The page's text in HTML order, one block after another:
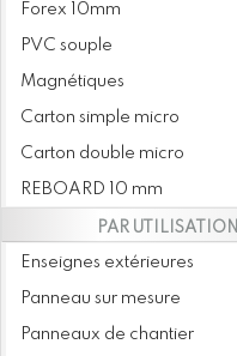
Forex 10mm
PVC souple
Magnétiques
Carton simple micro
Carton double micro
REBOARD 10 mm
PAR UTILISATION
Enseignes extérieures
Panneau sur mesure
Panneaux de chantier